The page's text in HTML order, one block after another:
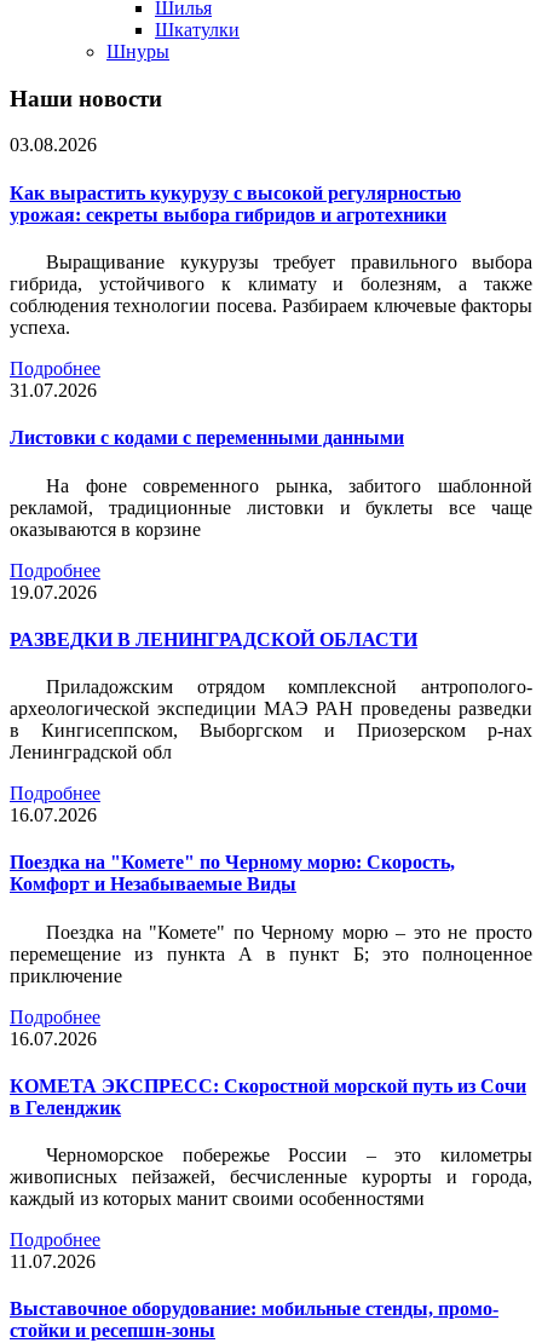
Шилья
Шкатулки
Шнуры
Наши новости
03.08.2026
Как вырастить кукурузу с высокой регулярностью
урожая: секреты выбора гибридов и агротехники
Выращивание кукурузы требует правильного выбора
гибрида, устойчивого к климату и болезням, а также
соблюдения технологии посева. Разбираем ключевые факторы
успеха.
Подробнее
31.07.2026
Листовки c кодами с переменными данными
На фоне современного рынка, забитого шаблонной
рекламой, традиционные листовки и буклеты все чаще
оказываются в корзине
Подробнее
19.07.2026
РАЗВЕДКИ В ЛЕНИНГРАДСКОЙ ОБЛАСТИ
Приладожским отрядом комплексной антрополого-
археологической экспедиции МАЭ РАН проведены разведки
в Кингисеппском, Выборгском и Приозерском р-нах
Ленинградской обл
Подробнее
16.07.2026
Поездка на "Комете" по Черному морю: Скорость,
Комфорт и Незабываемые Виды
Поездка на "Комете" по Черному морю – это не просто
перемещение из пункта А в пункт Б; это полноценное
приключение
Подробнее
16.07.2026
КОМЕТА ЭКСПРЕСС: Скоростной морской путь из Сочи
в Геленджик
Черноморское побережье России – это километры
живописных пейзажей, бесчисленные курорты и города,
каждый из которых манит своими особенностями
Подробнее
11.07.2026
Выставочное оборудование: мобильные стенды, промо-
стойки и ресепшн-зоны